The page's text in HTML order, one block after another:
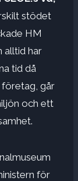
stödet
HM
alltid har
tid då
går
och ett
för